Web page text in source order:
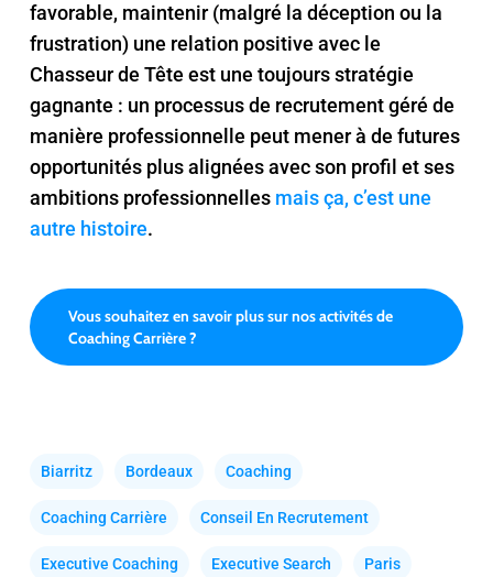
favorable, maintenir (malgré la déception ou la
frustration) une relation positive avec le
Chasseur de Tête est une toujours stratégie
gagnante : un processus de recrutement géré de
manière professionnelle peut mener à de futures
opportunités plus alignées avec son profil et ses
ambitions professionnelles mais ça, c’est une
autre histoire.
Vous souhaitez en savoir plus sur nos activités de
Coaching Carrière ?
Biarritz Bordeaux Coaching
Coaching Carrière Conseil En Recrutement
Executive Coaching Executive Search Paris